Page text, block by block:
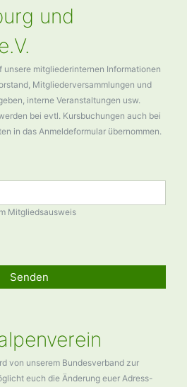
und
unsere mitgliederinternen Informationen
Mitgliederversammlungen und
interne Veranstaltungen usw.
bei evtl. Kursbuchungen auch bei
in das Anmeldeformular übernommen.
Mitgliedsausweis
Senden
von unserem Bundesverband zur
euch die Änderung euer Adress-